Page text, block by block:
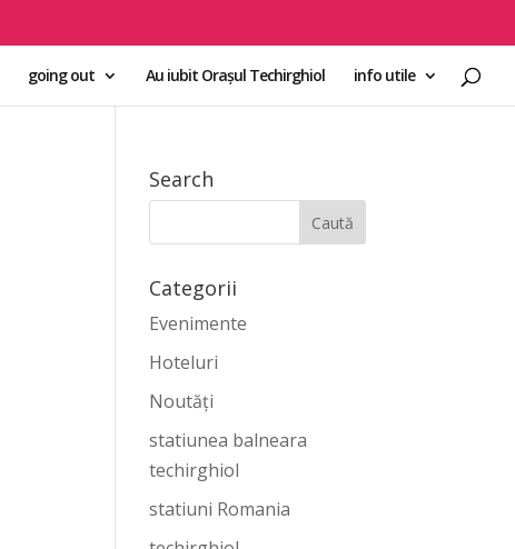
going out Au iubit Orașul Techirghiol info utile
Search
Categorii
Evenimente
Hoteluri
Noutăți
statiunea balneara
techirghiol
statiuni Romania